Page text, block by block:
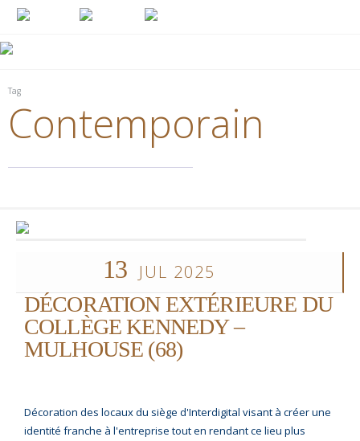
Tag
Contemporain
13 JUL 2025
DÉCORATION EXTÉRIEURE DU
COLLÈGE KENNEDY –
MULHOUSE (68)
Décoration des locaux du siège d'Interdigital visant à créer une
identité franche à l'entreprise tout en rendant ce lieu plus